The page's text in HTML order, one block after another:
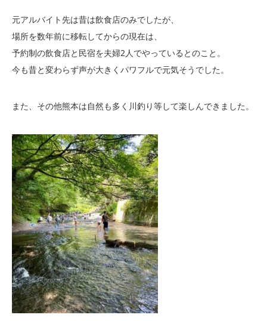
元アルバイト先は昔は飲食店のみでしたが、
場所を数年前に移転してからの現在は、
予約制の飲食店と民宿を夫婦2人でやっているとのこと。
今も昔と変わらず声が大きくパワフルで元気そうでした。
また、その他熊本は自然も多く川釣り等して楽しんできました。